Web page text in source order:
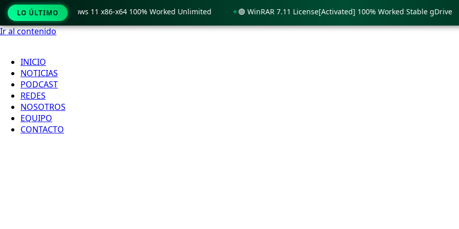
Ir al contenido
INICIO
NOTICIAS
PODCAST
REDES
NOSOTROS
EQUIPO
CONTACTO
LO ÚLTIMO
Crack only Windows 11 x86-x64 100% Worked Unlimited 🟢 WinRAR 7.11 License[Activated] 100% Worked Stable gDrive